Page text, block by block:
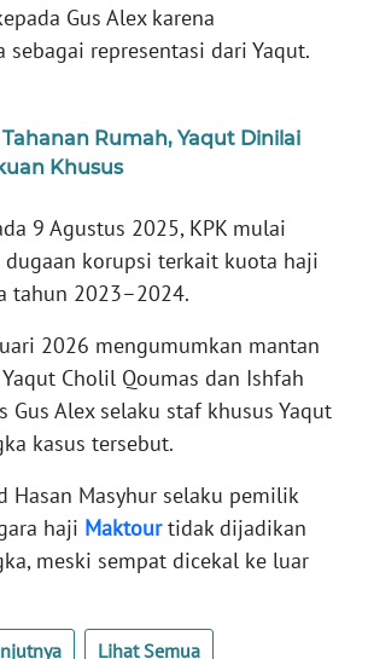
Gus Alex karena
sebagai representasi dari Yaqut.
Rumah, Yaqut Dinilai
Khusus
9 Agustus 2025, KPK mulai
dugaan korupsi terkait kuota haji
tahun 2023–2024.
2026 mengumumkan mantan
Cholil Qoumas dan Ishfah
Gus Alex selaku staf khusus Yaqut
kasus tersebut.
Hasan Masyhur selaku pemilik
haji Maktourtidak dijadikan
meski sempat dicekal ke luar
Lihat Semua